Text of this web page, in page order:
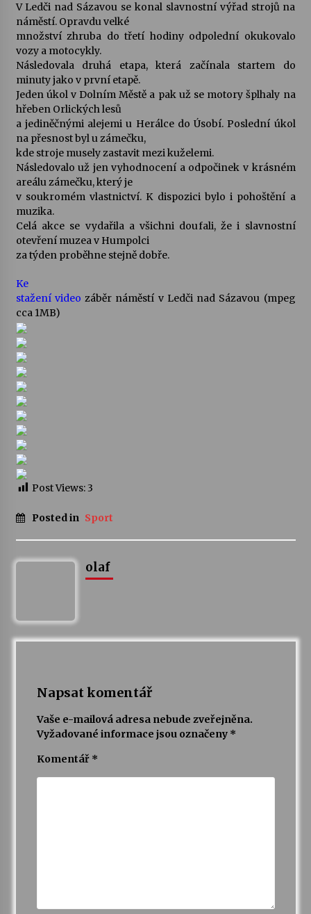
Varhanní recitál Michala Novenka v Klášteře
Želiv
3. 7. 2026
Petr Adamec – Malovaný svět
30. 6. 2026
V Ledči nad Sázavou se konal slavnostní výřad strojů na
náměstí. Opravdu velké
množství zhruba do třetí hodiny odpolední okukovalo
vozy a motocykly.
Následovala druhá etapa, která začínala startem do
minuty jako v první etapě.
Jeden úkol v Dolním Městě a pak už se motory šplhaly na
hřeben Orlických lesů
a jediněčnými alejemi u Herálce do Úsobí. Poslední úkol
na přesnost byl u zámečku,
kde stroje musely zastavit mezi kuželemi.
Následovalo už jen vyhodnocení a odpočinek v krásném
areálu zámečku, který je
v soukromém vlastnictví. K dispozici bylo i pohoštění a
muzika.
Celá akce se vydařila a všichni doufali, že i slavnostní
otevření muzea v Humpolci
za týden proběhne stejně dobře.
Ke
stažení video záběr náměstí v Ledči nad Sázavou (mpeg
cca 1MB)
Post Views:3
Posted in Sport
olaf
Napsat komentář
Vaše e-mailová adresa nebude zveřejněna.
Vyžadované informace jsou označeny *
Komentář *